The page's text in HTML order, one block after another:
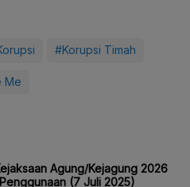
#Korupsi Timah
Me